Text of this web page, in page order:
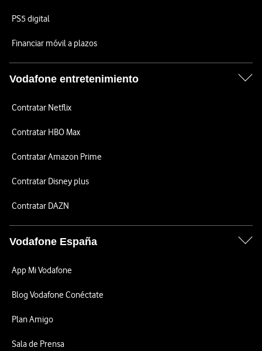
PS5 digital
Financiar móvil a plazos
Vodafone entretenimiento
Contratar Netflix
Contratar HBO Max
Contratar Amazon Prime
Contratar Disney plus
Contratar DAZN
Vodafone España
App Mi Vodafone
Blog Vodafone Conéctate
Plan Amigo
Sala de Prensa